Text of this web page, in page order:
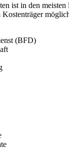
ist in den meisten
Kostenträger
(BFD)